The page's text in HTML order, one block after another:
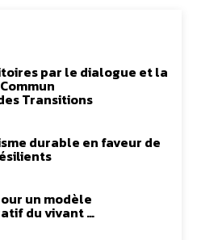
par le dialogue et la
Transitions
durable en faveur de
un modèle
du vivant …